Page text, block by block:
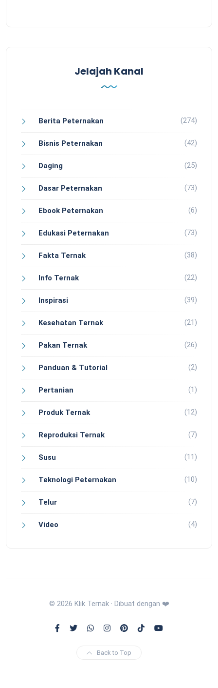
Jelajah Kanal
Berita Peternakan (274)
Bisnis Peternakan (42)
Daging (25)
Dasar Peternakan (73)
Ebook Peternakan (6)
Edukasi Peternakan (73)
Fakta Ternak (38)
Info Ternak (22)
Inspirasi (39)
Kesehatan Ternak (21)
Pakan Ternak (26)
Panduan & Tutorial (2)
Pertanian (1)
Produk Ternak (12)
Reproduksi Ternak (7)
Susu (11)
Teknologi Peternakan (10)
Telur (7)
Video (4)
© 2026 Klik Ternak · Dibuat dengan ❤️
Back to Top